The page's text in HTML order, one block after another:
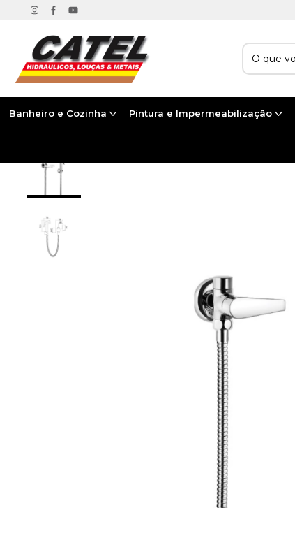
Banheiro e Cozinha Pintura e Impermeabilização